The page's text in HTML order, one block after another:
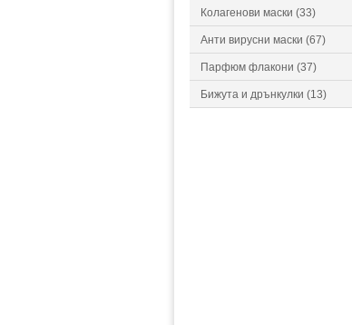
Колагенови маски (33)
Анти вирусни маски (67)
Парфюм флакони (37)
Бижута и дрънкулки (13)